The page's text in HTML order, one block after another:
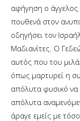
αφήγηση ο άγγελος
πουθενά στον
οδηγήσει τον
Μαδιανίτες. Ο
αυτός που του
όπως μαρτυρεί η
απόλυτα φυσικό να
απόλυτα
άραγε εμείς με